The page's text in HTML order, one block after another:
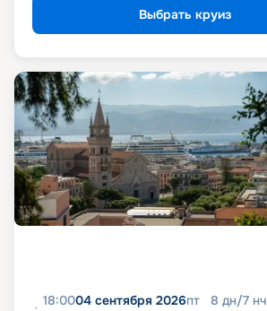
Выбрать круиз
18:0004 сентября 2026пт 8 дн/7 нч